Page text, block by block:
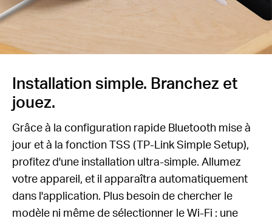
Installation simple. Branchez et
jouez.
Grâce à la configuration rapide Bluetooth mise à
jour et à la fonction TSS (TP-Link Simple Setup),
profitez d'une installation ultra-simple. Allumez
votre appareil, et il apparaîtra automatiquement
dans l'application. Plus besoin de chercher le
modèle ni même de sélectionner le Wi-Fi : une